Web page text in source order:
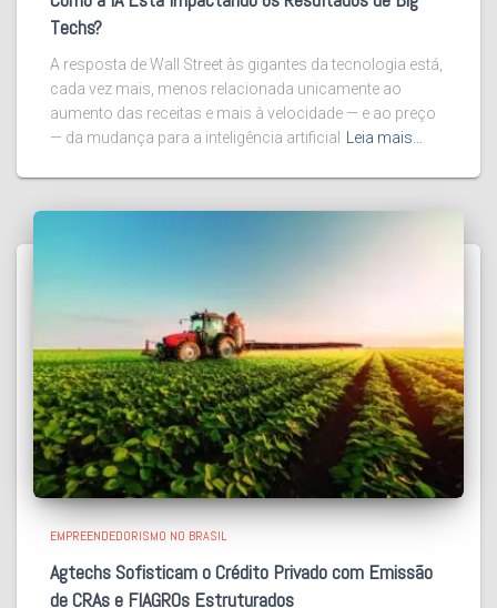
Techs?
A resposta de Wall Street às gigantes da tecnologia está,
cada vez mais, menos relacionada unicamente ao
aumento das receitas e mais à velocidade — e ao preço
— da mudança para a inteligência artificial
Leia mais…
EMPREENDEDORISMO NO BRASIL
Agtechs Sofisticam o Crédito Privado com Emissão
de CRAs e FIAGROs Estruturados